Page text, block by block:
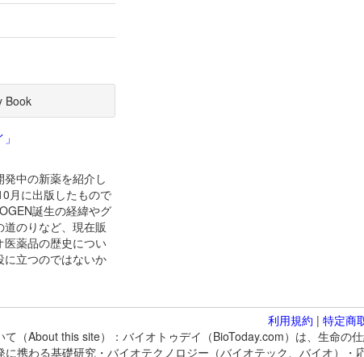
Book
中の新薬を紹介し
月に出版したもので
誕生の経緯やグ
道のりなど、現在販
薬品の歴史につい
に立つのではないか
利用規約 | 特定商
て（About this site）：バイオトゥデイ（BioToday.com）は、生命の
に携わる基礎研究・バイオテクノロジー（バイオテック、バイオ）